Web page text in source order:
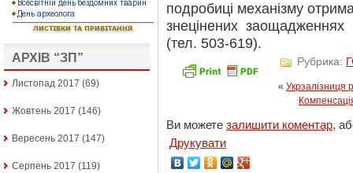
АРХІВ “ЗП”
Листопад 2017 (69)
Жовтень 2017 (146)
Вересень 2017 (147)
Серпень 2017 (119)
подробиці механізму
знецінених
(тел. 503-619).
Рубрика:
« Укрзалізниця
Ви можете залишити коментар,
Друкувати